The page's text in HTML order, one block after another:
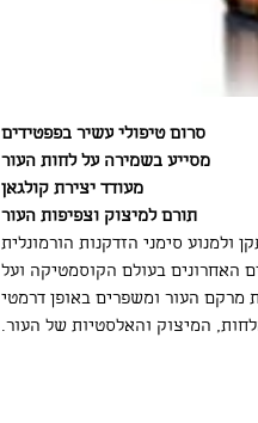
סרום טיפולי עשיר בפפטידים
מסייע בשמירה על לחות העור
מעודד יצירת קולגאן
תורם למיצוק וצפיפות העור
ולמנוע סימני הזדקנות הורמונלית
האחרונים בעולם הקוסמטיקה ועל
מרקם העור ומשפרים באופן דרמטי
המיצוק והאלסטיות של העור.​​​​​​​